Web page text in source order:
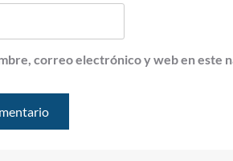
correo electrónico y web en este